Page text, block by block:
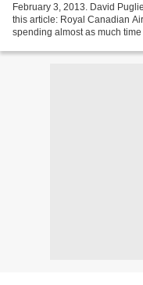
February 3, 2013. David
this article: Royal Canadian
spending almost as much